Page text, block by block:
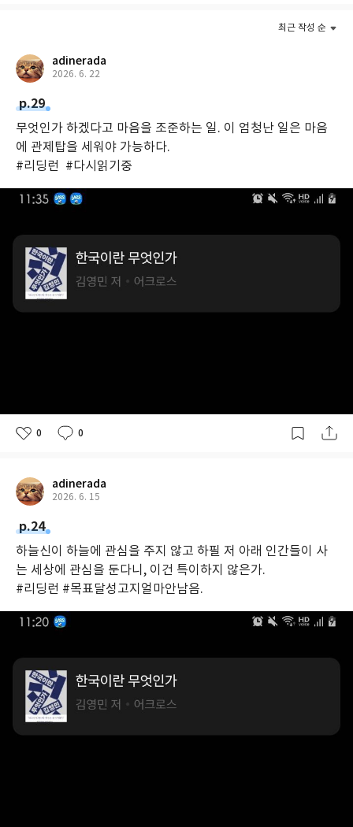
최근 작성 순
adinerada
2026. 6. 22
p.29
무엇인가 하겠다고 마음을 조준하는 일. 이 엄청난 일은 마음
에 관제탑을 세워야 가능하다.
#리딩런 #다시읽기중
0 0
adinerada
2026. 6. 15
p.24
하늘신이 하늘에 관심을 주지 않고 하필 저 아래 인간들이 사
는 세상에 관심을 둔다니, 이건 특이하지 않은가.
#리딩런 #목표달성고지얼마안남음.